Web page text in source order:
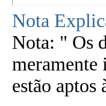
Nota
Nota: " Os
estão aptos